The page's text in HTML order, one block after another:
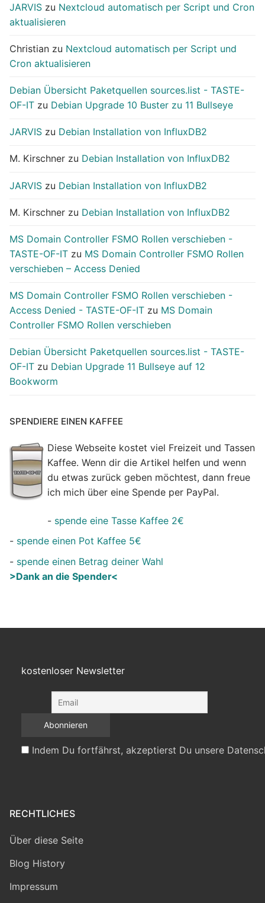
JARVIS zu Nextcloud automatisch per Script und Cron
aktualisieren
Christian zu Nextcloud automatisch per Script und
Cron aktualisieren
Debian Übersicht Paketquellen sources.list - TASTE-
OF-IT zu Debian Upgrade 10 Buster zu 11 Bullseye
JARVIS zu Debian Installation von InfluxDB2
M. Kirschner zu Debian Installation von InfluxDB2
JARVIS zu Debian Installation von InfluxDB2
M. Kirschner zu Debian Installation von InfluxDB2
MS Domain Controller FSMO Rollen verschieben -
TASTE-OF-IT zu MS Domain Controller FSMO Rollen
verschieben – Access Denied
MS Domain Controller FSMO Rollen verschieben -
Access Denied - TASTE-OF-IT zu MS Domain
Controller FSMO Rollen verschieben
Debian Übersicht Paketquellen sources.list - TASTE-
OF-IT zu Debian Upgrade 11 Bullseye auf 12
Bookworm
SPENDIERE EINEN KAFFEE
Diese Webseite kostet viel Freizeit und Tassen
Kaffee. Wenn dir die Artikel helfen und wenn
du etwas zurück geben möchtest, dann freue
ich mich über eine Spende per PayPal.
- spende eine Tasse Kaffee 2€
- spende einen Pot Kaffee 5€
- spende einen Betrag deiner Wahl
>Dank an die Spender<
kostenloser Newsletter
Indem Du fortfährst, akzeptierst Du unsere
RECHTLICHES
Über diese Seite
Blog History
Impressum